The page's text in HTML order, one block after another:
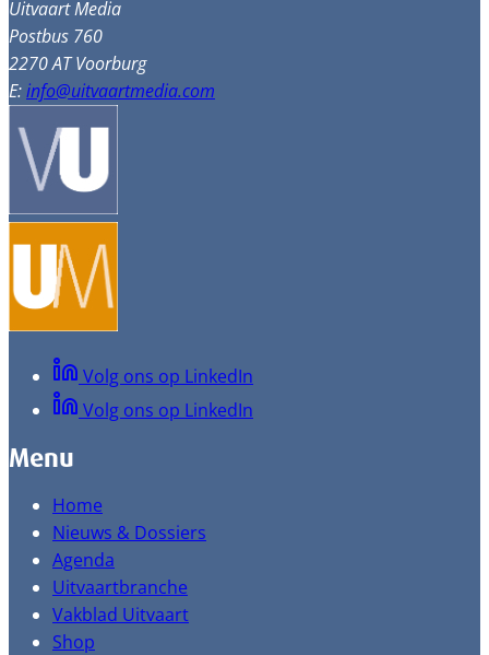
Uitvaart Media
Postbus 760
2270 AT Voorburg
E:info@uitvaartmedia.com
Volg ons op LinkedIn
Volg ons op LinkedIn
Menu
Home
Nieuws & Dossiers
Agenda
Uitvaartbranche
Vakblad Uitvaart
Shop